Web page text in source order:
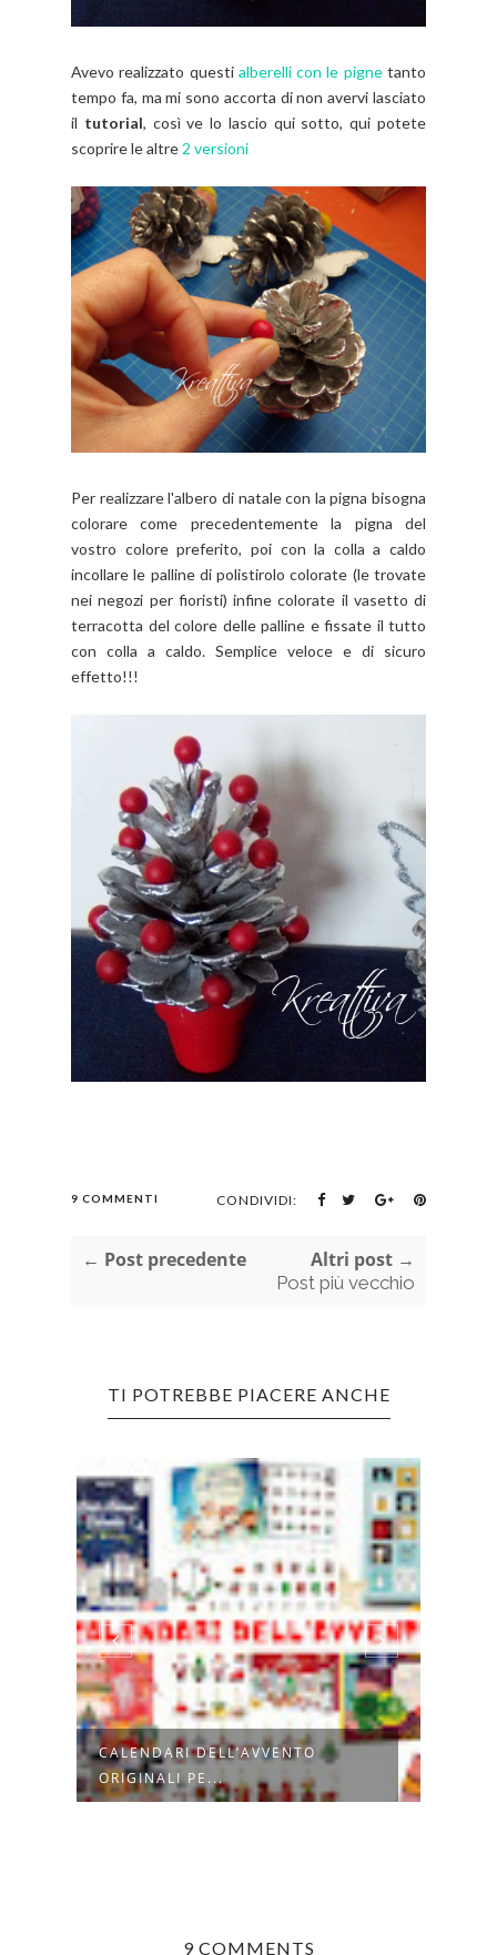
Avevo realizzato questi alberelli con le pignetanto
tempo fa, ma mi sono accorta di non avervi lasciato
il tutorial, così ve lo lascio qui sotto, qui potete
scoprire le altre 2 versioni
Per realizzare l'albero di natale con la pigna bisogna
colorare come precedentemente la pigna del
vostro colore preferito, poi con la colla a caldo
incollare le palline di polistirolo colorate (le trovate
nei negozi per fioristi) infine colorate il vasetto di
terracotta del colore delle palline e fissate il tutto
con colla a caldo. Semplice veloce e di sicuro
effetto!!!
9 COMMENTI CONDIVIDI:
← Post precedente Altri post →
Post più vecchio
TI POTREBBE PIACERE ANCHE
CALENDARI DELL’AVVENTO
ORIGINALI PE...
9 COMMENTS